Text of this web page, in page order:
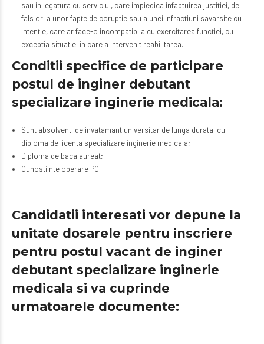
sau in legatura cu serviciul, care impiedica infaptuirea justitiei, de
fals ori a unor fapte de coruptie sau a unei infractiuni savarsite cu
intentie, care ar face-o incompatibila cu exercitarea functiei, cu
exceptia situatiei in care a intervenit reabilitarea.
Conditii specifice de participare
postul de inginer debutant
specializare inginerie medicala:
Sunt absolventi de invatamant universitar de lunga durata, cu
diploma de licenta specializare inginerie medicala;
Diploma de bacalaureat;
Cunostiinte operare PC.
Candidatii interesati vor depune la
unitate dosarele pentru inscriere
pentru postul vacant de inginer
debutant specializare inginerie
medicala si va cuprinde
urmatoarele documente: